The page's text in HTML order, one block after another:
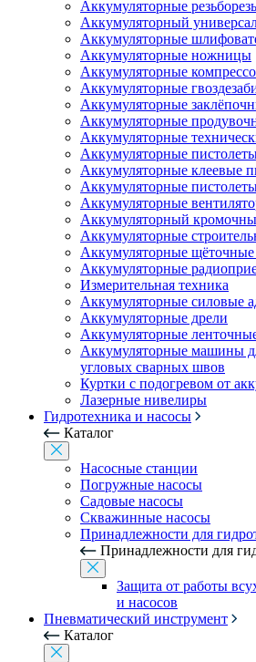
Аккумуляторные
Аккумуляторный
Аккумуляторные
Аккумуляторные ножницы
Аккумуляторные
Аккумуляторные
Аккумуляторные
Аккумуляторные
Аккумуляторные
Аккумуляторные
Аккумуляторные клеевые
Аккумуляторные
Аккумуляторные
Аккумуляторный
Аккумуляторные
Аккумуляторные
Аккумуляторные
Измерительная техника
Аккумуляторные силовые
Аккумуляторные дрели
Аккумуляторные
Аккумуляторные машины
угловых сварных швов
Куртки с подогревом от
Лазерные нивелиры
Гидротехника и насосы
Каталог
Насосные станции
Погружные насосы
Садовые насосы
Скважинные насосы
Принадлежности для
Принадлежности для
Защита от работы
и насосов
Пневматический инструмент
Каталог